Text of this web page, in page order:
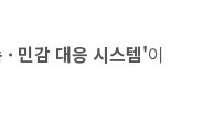
· 민감 대응 시스템'이